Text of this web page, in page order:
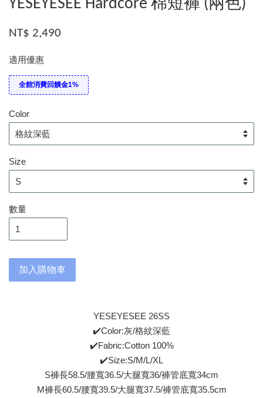
YESEYESEE Hardcore 棉短褲 (兩色)
NT$ 2,490
適用優惠
全館消費回饋金1%
Color
Size
數量
加入購物車
YESEYESEE 26SS
✔️Color:灰/格紋深藍
✔️Fabric:Cotton 100%
✔️Size:S/M/L/XL
S褲長58.5/腰寬36.5/大腿寬36/褲管底寬34cm
M褲長60.5/腰寬39.5/大腿寬37.5/褲管底寬35.5cm